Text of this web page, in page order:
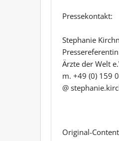
Pressekontakt:
Stephanie
Pressereferentin
Ärzte der Welt
m. +49 (0) 159
@
Original-